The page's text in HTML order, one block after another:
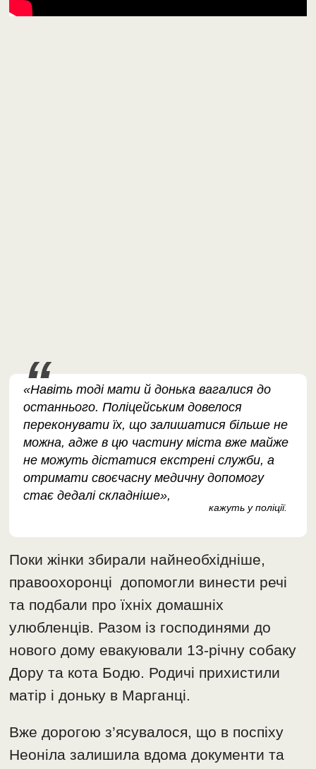
«Навіть тоді мати й донька вагалися до
останнього. Поліцейським довелося
переконувати їх, що залишатися більше не
можна, адже в цю частину міста вже майже
не можуть дістатися екстрені служби, а
отримати своєчасну медичну допомогу
стає дедалі складніше»,
кажуть у поліції.
Поки жінки збирали найнеобхідніше,
правоохоронці допомогли винести речі
та подбали про їхніх домашніх
улюбленців. Разом із господинями до
нового дому евакуювали 13-річну собаку
Дору та кота Бодю. Родичі прихистили
матір і доньку в Марганці.
Вже дорогою з’ясувалося, що в поспіху
Неоніла залишила вдома документи та